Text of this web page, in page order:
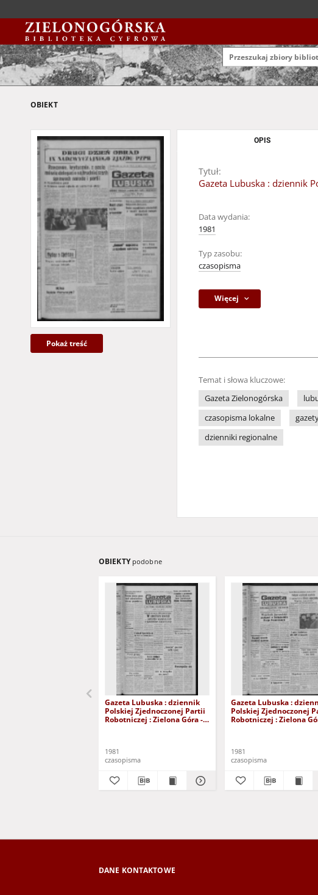
OBIEKT
Pokaż treść
OPIS
Tytuł:
Gazeta Lubuska : dziennik
Data wydania:
1981
Typ zasobu:
czasopisma
Więcej
Temat i słowa kluczowe:
Gazeta Zielonogórska
czasopisma lokalne
dzienniki regionalne
OBIEKTY podobne
Gazeta Lubuska : dziennik
Polskiej Zjednoczonej Partii
Robotniczej : Zielona Góra -
1981
czasopisma
Gazeta Lubuska :
Polskiej Zjednoczonej
Robotniczej : Zielona
1981
czasopisma
DANE KONTAKTOWE